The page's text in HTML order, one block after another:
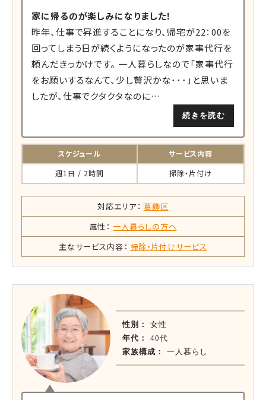
家に帰るのが楽しみになりました！
昨年、仕事で昇進することになり、帰宅が22：00を
回ってしまう日が続くようになったのが家事代行を
頼んだきっかけです。 一人暮らしなので「家事代行
をお願いするなんて、少し贅沢かな･･･」と思いま
したが、仕事でクタクタなのに…
続きを読む
スケジュール
サービス内容
週1日 / 2時間
掃除・片付け
対応エリア： 葛飾区
属性： 一人暮らしの方へ
主なサービス内容： 掃除・片付けサービス
性別：
女性
年代：
40代
家族構成：
一人暮らし